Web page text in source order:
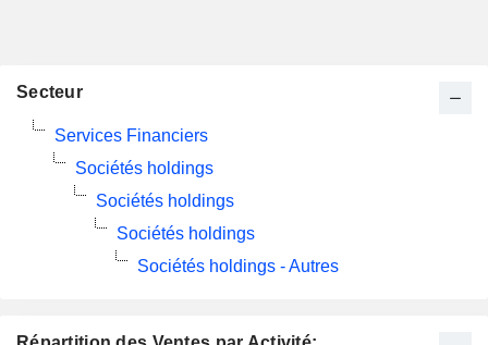
Secteur
Services Financiers
Sociétés holdings
Sociétés holdings
Sociétés holdings
Sociétés holdings - Autres